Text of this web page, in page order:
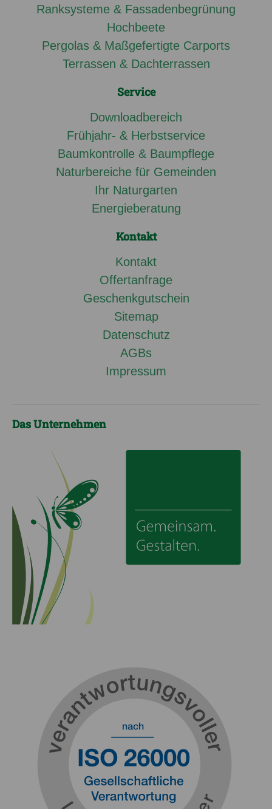
Ranksysteme & Fassadenbegrünung
Hochbeete
Pergolas & Maßgefertigte Carports
Terrassen & Dachterrassen
Service
Downloadbereich
Frühjahr- & Herbstservice
Baumkontrolle & Baumpflege
Naturbereiche für Gemeinden
Ihr Naturgarten
Energieberatung
Kontakt
Kontakt
Offertanfrage
Geschenkgutschein
Sitemap
Datenschutz
AGBs
Impressum
Das Unternehmen